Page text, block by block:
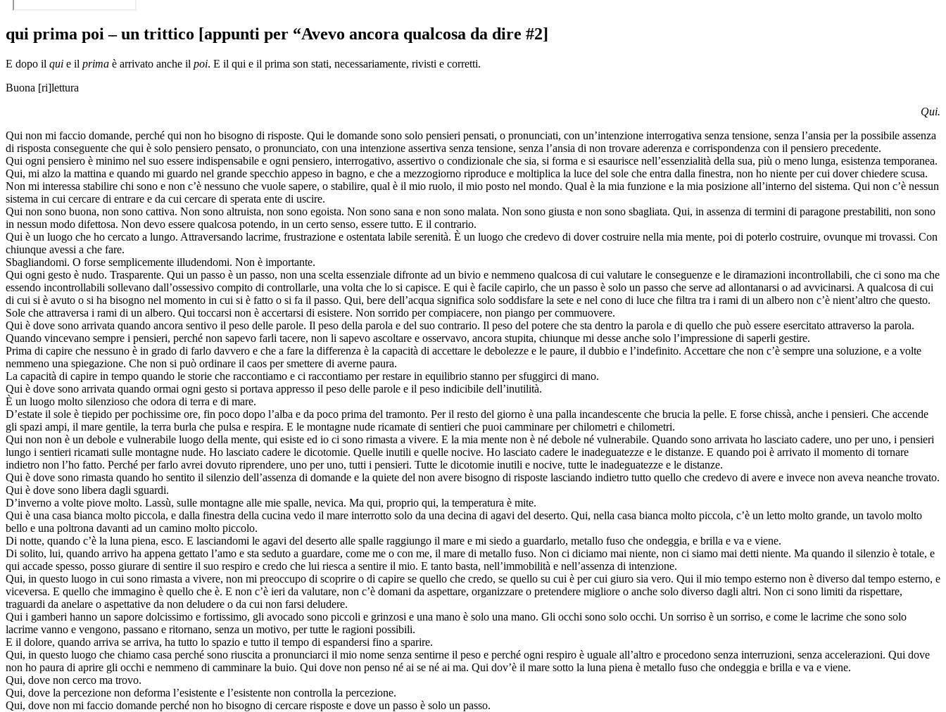
qui prima poi – un trittico [appunti per “Avevo ancora qualcosa da dire #2]
E dopo il qui e il prima è arrivato anche il poi. E il qui e il prima son stati, necessariamente, rivisti e corretti.
Buona [ri]lettura
Qui.
Qui non mi faccio domande, perché qui non ho bisogno di risposte. Qui le domande sono solo pensieri pensati, o pronunciati, con un’intenzione interrogativa senza tensione, senza l’ansia per la possibile assenza
di risposta conseguente che qui è solo pensiero pensato, o pronunciato, con una intenzione assertiva senza tensione, senza l’ansia di non trovare aderenza e corrispondenza con il pensiero precedente.
Qui ogni pensiero è minimo nel suo essere indispensabile e ogni pensiero, interrogativo, assertivo o condizionale che sia, si forma e si esaurisce nell’essenzialità della sua, più o meno lunga, esistenza temporanea.
Qui, mi alzo la mattina e quando mi guardo nel grande specchio appeso in bagno, e che a mezzogiorno riproduce e moltiplica la luce del sole che entra dalla finestra, non ho niente per cui dover chiedere scusa.
Non mi interessa stabilire chi sono e non c’è nessuno che vuole sapere, o stabilire, qual è il mio ruolo, il mio posto nel mondo. Qual è la mia funzione e la mia posizione all’interno del sistema. Qui non c’è nessun
sistema in cui cercare di entrare e da cui cercare di sperata ente di uscire.
Qui non sono buona, non sono cattiva. Non sono altruista, non sono egoista. Non sono sana e non sono malata. Non sono giusta e non sono sbagliata. Qui, in assenza di termini di paragone prestabiliti, non sono
in nessun modo difettosa. Non devo essere qualcosa potendo, in un certo senso, essere tutto. E il contrario.
Qui è un luogo che ho cercato a lungo. Attraversando lacrime, frustrazione e ostentata labile serenità. È un luogo che credevo di dover costruire nella mia mente, poi di poterlo costruire, ovunque mi trovassi. Con
chiunque avessi a che fare.
Sbagliandomi. O forse semplicemente illudendomi. Non è importante.
Qui ogni gesto è nudo. Trasparente. Qui un passo è un passo, non una scelta essenziale difronte ad un bivio e nemmeno qualcosa di cui valutare le conseguenze e le diramazioni incontrollabili, che ci sono ma che
essendo incontrollabili sollevano dall’ossessivo compito di controllarle, una volta che lo si capisce. E qui è facile capirlo, che un passo è solo un passo che serve ad allontanarsi o ad avvicinarsi. A qualcosa di cui
di cui si è avuto o si ha bisogno nel momento in cui si è fatto o si fa il passo. Qui, bere dell’acqua significa solo soddisfare la sete e nel cono di luce che filtra tra i rami di un albero non c’è nient’altro che questo.
Sole che attraversa i rami di un albero. Qui toccarsi non è accertarsi di esistere. Non sorrido per compiacere, non piango per commuovere.
Qui è dove sono arrivata quando ancora sentivo il peso delle parole. Il peso della parola e del suo contrario. Il peso del potere che sta dentro la parola e di quello che può essere esercitato attraverso la parola.
Quando vincevano sempre i pensieri, perché non sapevo farli tacere, non li sapevo ascoltare e osservavo, ancora stupita, chiunque mi desse anche solo l’impressione di saperli gestire.
Prima di capire che nessuno è in grado di farlo davvero e che a fare la differenza è la capacità di accettare le debolezze e le paure, il dubbio e l’indefinito. Accettare che non c’è sempre una soluzione, e a volte
nemmeno una spiegazione. Che non si può ordinare il caos per smettere di averne paura.
La capacità di capire in tempo quando le storie che raccontiamo e ci raccontiamo per restare in equilibrio stanno per sfuggirci di mano.
Qui è dove sono arrivata quando ormai ogni gesto si portava appresso il peso delle parole e il peso indicibile dell’inutilità.
È un luogo molto silenzioso che odora di terra e di mare.
D’estate il sole è tiepido per pochissime ore, fin poco dopo l’alba e da poco prima del tramonto. Per il resto del giorno è una palla incandescente che brucia la pelle. E forse chissà, anche i pensieri. Che accende
gli spazi ampi, il mare gentile, la terra burla che pulsa e respira. E le montagne nude ricamate di sentieri che puoi camminare per chilometri e chilometri.
Qui non non è un debole e vulnerabile luogo della mente, qui esiste ed io ci sono rimasta a vivere. E la mia mente non è né debole né vulnerabile. Quando sono arrivata ho lasciato cadere, uno per uno, i pensieri
lungo i sentieri ricamati sulle montagne nude. Ho lasciato cadere le dicotomie. Quelle inutili e quelle nocive. Ho lasciato cadere le inadeguatezze e le distanze. E quando poi è arrivato il momento di tornare
indietro non l’ho fatto. Perché per farlo avrei dovuto riprendere, uno per uno, tutti i pensieri. Tutte le dicotomie inutili e nocive, tutte le inadeguatezze e le distanze.
Qui è dove sono rimasta quando ho sentito il silenzio dell’assenza di domande e la quiete del non avere bisogno di risposte lasciando indietro tutto quello che credevo di avere e invece non aveva neanche trovato.
Qui è dove sono libera dagli sguardi.
D’inverno a volte piove molto. Lassù, sulle montagne alle mie spalle, nevica. Ma qui, proprio qui, la temperatura è mite.
Qui è una casa bianca molto piccola, e dalla finestra della cucina vedo il mare interrotto solo da una decina di agavi del deserto. Qui, nella casa bianca molto piccola, c’è un letto molto grande, un tavolo molto
bello e una poltrona davanti ad un camino molto piccolo.
Di notte, quando c’è la luna piena, esco. E lasciandomi le agavi del deserto alle spalle raggiungo il mare e mi siedo a guardarlo, metallo fuso che ondeggia, e brilla e va e viene.
Di solito, lui, quando arrivo ha appena gettato l’amo e sta seduto a guardare, come me o con me, il mare di metallo fuso. Non ci diciamo mai niente, non ci siamo mai detti niente. Ma quando il silenzio è totale, e
qui accade spesso, posso giurare di sentire il suo respiro e credo che lui riesca a sentire il mio. E tanto basta, nell’immobilità e nell’assenza di intenzione.
Qui, in questo luogo in cui sono rimasta a vivere, non mi preoccupo di scoprire o di capire se quello che credo, se quello su cui è per cui giuro sia vero. Qui il mio tempo esterno non è diverso dal tempo esterno, e
viceversa. E quello che immagino è quello che è. E non c’è ieri da valutare, non c’è domani da aspettare, organizzare o pretendere migliore o anche solo diverso dagli altri. Non ci sono limiti da rispettare,
traguardi da anelare o aspettative da non deludere o da cui non farsi deludere.
Qui i gamberi hanno un sapore dolcissimo e fortissimo, gli avocado sono piccoli e grinzosi e una mano è solo una mano. Gli occhi sono solo occhi. Un sorriso è un sorriso, e come le lacrime che sono solo
lacrime vanno e vengono, passano e ritornano, senza un motivo, per tutte le ragioni possibili.
E il dolore, quando arriva se arriva, ha tutto lo spazio e tutto il tempo di espandersi fino a sparire.
Qui, in questo luogo che chiamo casa perché sono riuscita a pronunciarci il mio nome senza sentirne il peso e perché ogni respiro è uguale all’altro e procedono senza interruzioni, senza accelerazioni. Qui dove
non ho paura di aprire gli occhi e nemmeno di camminare la buio. Qui dove non penso né ai se né ai ma. Qui dov’è il mare sotto la luna piena è metallo fuso che ondeggia e brilla e va e viene.
Qui, dove non cerco ma trovo.
Qui, dove la percezione non deforma l’esistente e l’esistente non controlla la percezione.
Qui, dove non mi faccio domande perché non ho bisogno di cercare risposte e dove un passo è solo un passo.